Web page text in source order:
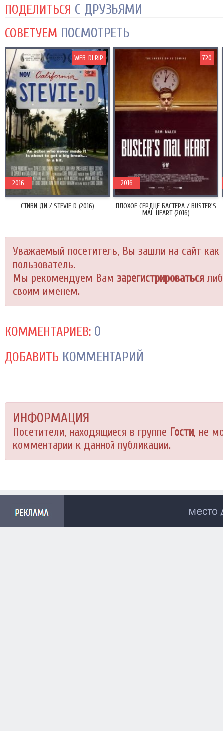
ПОДЕЛИТЬСЯ С ДРУЗЬЯМИ
СОВЕТУЕМ ПОСМОТРЕТЬ
СТИВИ ДИ / STEVIE D (2016)
2016
WEB-DLRIP
ПЛОХОЕ СЕРДЦЕ БАСТЕРА / BUSTER'S
MAL HEART (2016)
2016
720
Уважаемый посетитель, Вы зашли на сайт как
пользователь.
Мы рекомендуем Вам зарегистрироваться
своим именем.
КОММЕНТАРИЕВ: 0
ДОБАВИТЬ КОММЕНТАРИЙ
ИНФОРМАЦИЯ
Посетители, находящиеся в группе Гости, не
комментарии к данной публикации.